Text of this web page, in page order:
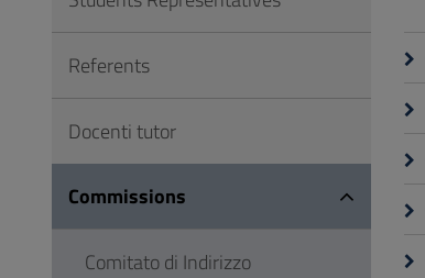
Footer
Referents
Docenti tutor
Commissions
Comitato di Indirizzo